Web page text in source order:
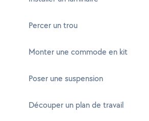
Percer un trou
Monter une commode en kit
Poser une suspension
Découper un plan de travail